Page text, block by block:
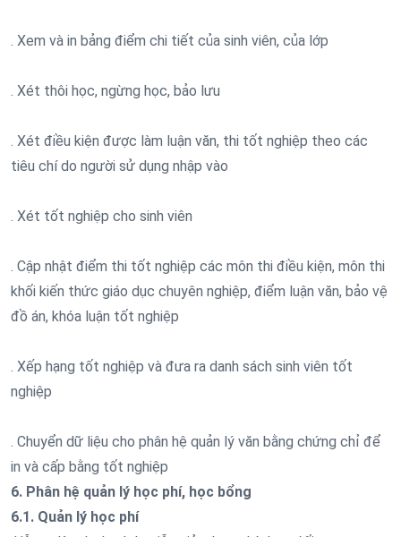
. Xem và in bảng điểm chi tiết của sinh viên, của lớp
. Xét thôi học, ngừng học, bảo lưu
. Xét điều kiện được làm luận văn, thi tốt nghiệp theo các
tiêu chí do người sử dụng nhập vào
. Xét tốt nghiệp cho sinh viên
. Cập nhật điểm thi tốt nghiệp các môn thi điều kiện, môn thi
khối kiến thức giáo dục chuyên nghiệp, điểm luận văn, bảo vệ
đồ án, khóa luận tốt nghiệp
. Xếp hạng tốt nghiệp và đưa ra danh sách sinh viên tốt
nghiệp
. Chuyển dữ liệu cho phân hệ quản lý văn bằng chứng chỉ để
in và cấp bằng tốt nghiệp
6. Phân hệ quản lý học phí, học bổng
6.1. Quản lý học phí